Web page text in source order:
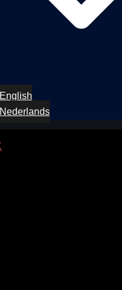
English
Nederlands